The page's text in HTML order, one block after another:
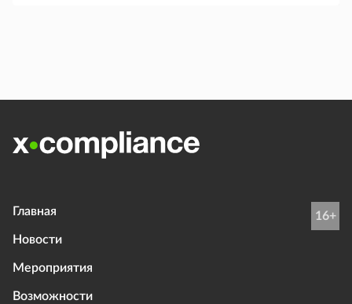
Главная
Новости
Мероприятия
Возможности
16+